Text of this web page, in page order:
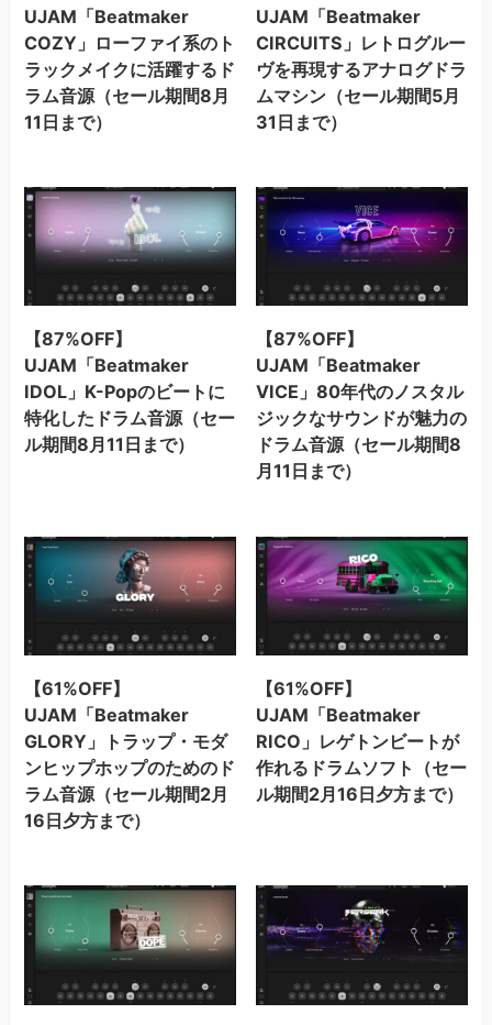
UJAM「Beatmaker
COZY」ローファイ系のト
ラックメイクに活躍するド
ラム音源（セール期間8月
11日まで）
UJAM「Beatmaker
CIRCUITS」レトログルー
ヴを再現するアナログドラ
ムマシン（セール期間5月
31日まで）
【87%OFF】
UJAM「Beatmaker
IDOL」K-Popのビートに
特化したドラム音源（セー
ル期間8月11日まで）
【87%OFF】
UJAM「Beatmaker
VICE」80年代のノスタル
ジックなサウンドが魅力の
ドラム音源（セール期間8
月11日まで）
【61%OFF】
UJAM「Beatmaker
GLORY」トラップ・モダ
ンヒップホップのためのド
ラム音源（セール期間2月
16日夕方まで）
【61%OFF】
UJAM「Beatmaker
RICO」レゲトンビートが
作れるドラムソフト（セー
ル期間2月16日夕方まで）